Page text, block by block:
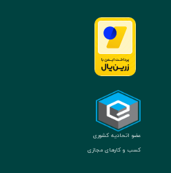
عضو اتحادیه کشوری
کسب و کارهای مجازی